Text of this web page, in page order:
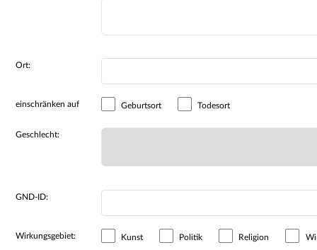
Ort:
einschränken auf Geburtsort Todesort
Geschlecht:
GND-ID:
Wirkungsgebiet: Kunst Politik Religion